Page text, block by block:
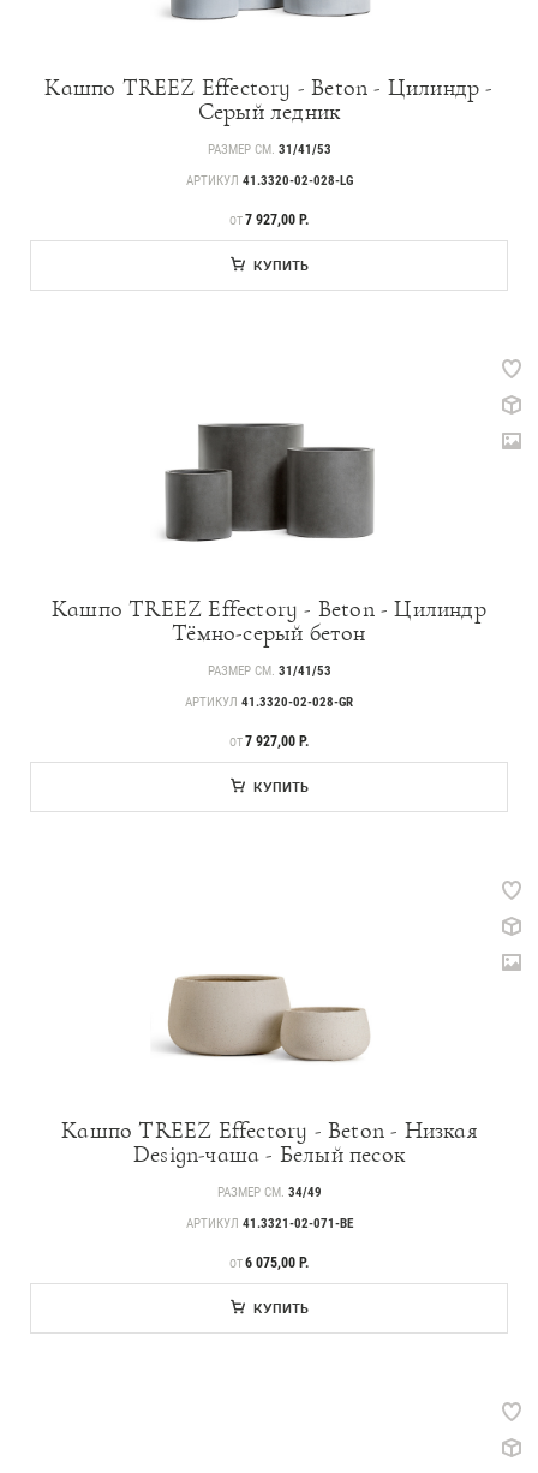
Кашпо TREEZ Effectory - Beton - Цилиндр -
Серый ледник
РАЗМЕР СМ. 31/41/53
АРТИКУЛ 41.3320-02-028-LG
ЦЕНА
ОТ7 927,00 Р.
КУПИТЬ
Кашпо TREEZ Effectory - Beton - Цилиндр
Тёмно-серый бетон
РАЗМЕР СМ. 31/41/53
АРТИКУЛ 41.3320-02-028-GR
ЦЕНА
ОТ7 927,00 Р.
КУПИТЬ
Кашпо TREEZ Effectory - Beton - Низкая
Design-чаша - Белый песок
РАЗМЕР СМ. 34/49
АРТИКУЛ 41.3321-02-071-BE
ЦЕНА
ОТ6 075,00 Р.
КУПИТЬ